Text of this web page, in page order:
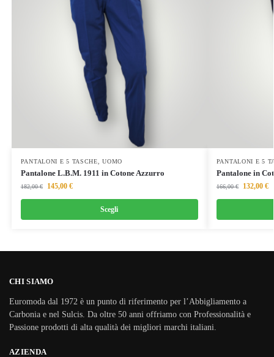
PANTALONI E 5 TASCHE ,UOMO
Pantalone L.B.M. 1911 in Cotone Azzurro
182,00€ 145,00 €
Scegli
PANTALONI E 5
Pantalone in
166,00€ 132,00 €
CHI SIAMO
Euromoda dal 1972 è un punto di riferimento per l’Abbigliamento a
Carbonia e nel Sulcis. Da oltre 50 anni offriamo con Professionalità e
Passione prodotti di alta qualità dei migliori marchi italiani.
AZIENDA